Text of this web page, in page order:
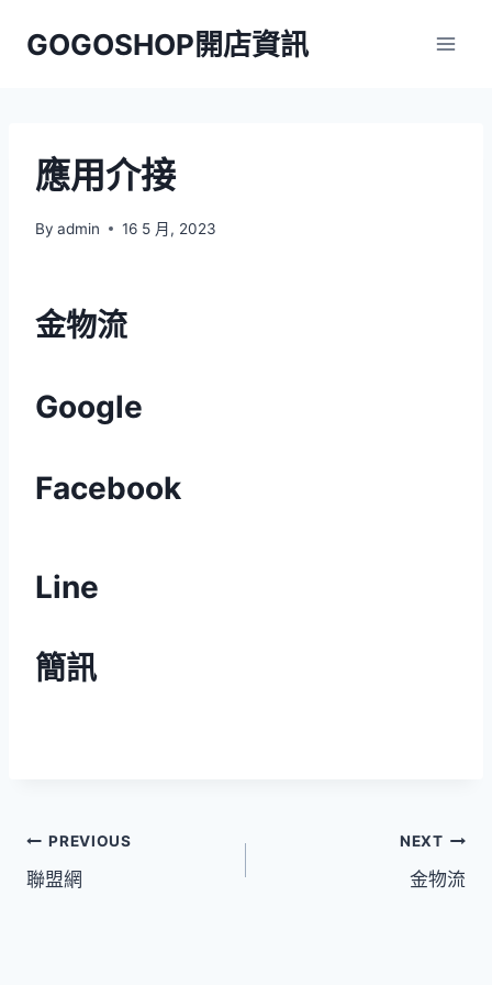
GOGOSHOP開店資訊
應用介接
By admin 16 5 月, 2023
金物流
Google
Facebook
Line
簡訊
文
章
PREVIOUS
聯盟網
NEXT
金物流